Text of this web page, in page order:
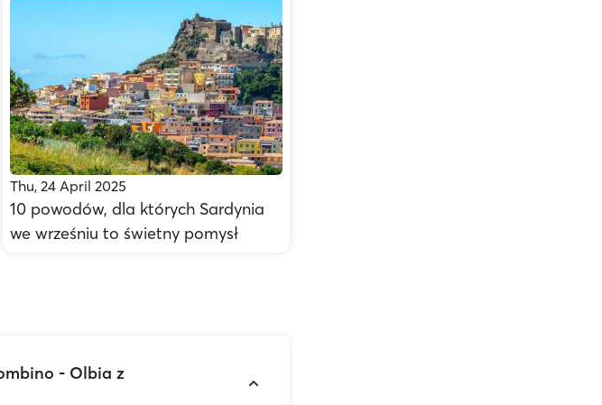
Thu, 24 April 2025
10 powodów, dla których Sardynia
we wrześniu to świetny pomysł
- Olbia z